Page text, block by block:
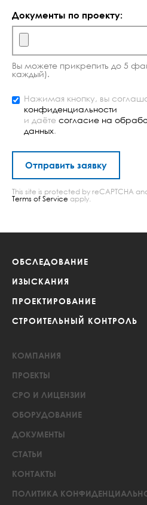
Документы по проекту:
Вы можете прикрепить до 5
каждый).
Нажимая кнопку, вы
конфиденциальности
и даёте согласие на
данных.
This site is protected by reCAPTCHA
Terms of Service apply.
ОБСЛЕДОВАНИЕ
ИЗЫСКАНИЯ
ПРОЕКТИРОВАНИЕ
СТРОИТЕЛЬНЫЙ КОНТРОЛЬ
КОМПАНИЯ
ПРОЕКТЫ
СРО И ЛИЦЕНЗИИ
ОБОРУДОВАНИЕ
ДОКУМЕНТЫ
СТАТЬИ
КОНТАКТЫ
ПОЛИТИКА